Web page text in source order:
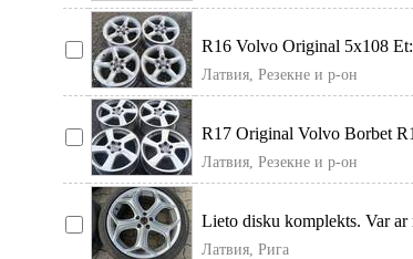
R16 Volvo Original 5x108
Diametra:65.1mm Вазможна
Латвия, Резекне и р-он
R17 Original Volvo Borbet
J:7.0 Centra diametra:63.4mm
Латвия, Резекне и р-он
Lieto disku komplekts. Var ar
un pa vienu. Cena par
Латвия, Рига